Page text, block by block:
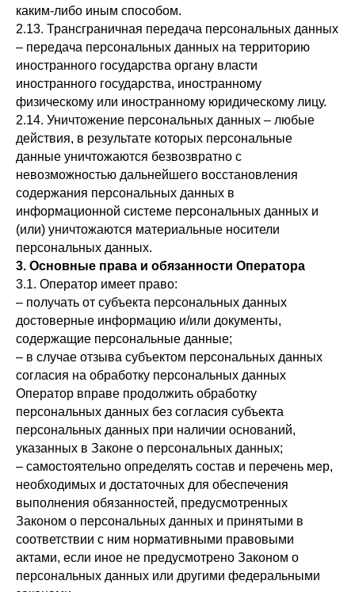
каким-либо иным способом.
2.13. Трансграничная передача персональных данных
– передача персональных данных на территорию
иностранного государства органу власти
иностранного государства, иностранному
физическому или иностранному юридическому лицу.
2.14. Уничтожение персональных данных – любые
действия, в результате которых персональные
данные уничтожаются безвозвратно с
невозможностью дальнейшего восстановления
содержания персональных данных в
информационной системе персональных данных и
(или) уничтожаются материальные носители
персональных данных.
3. Основные права и обязанности Оператора
3.1. Оператор имеет право:
– получать от субъекта персональных данных
достоверные информацию и/или документы,
содержащие персональные данные;
– в случае отзыва субъектом персональных данных
согласия на обработку персональных данных
Оператор вправе продолжить обработку
персональных данных без согласия субъекта
персональных данных при наличии оснований,
указанных в Законе о персональных данных;
– самостоятельно определять состав и перечень мер,
необходимых и достаточных для обеспечения
выполнения обязанностей, предусмотренных
Законом о персональных данных и принятыми в
соответствии с ним нормативными правовыми
актами, если иное не предусмотрено Законом о
персональных данных или другими федеральными